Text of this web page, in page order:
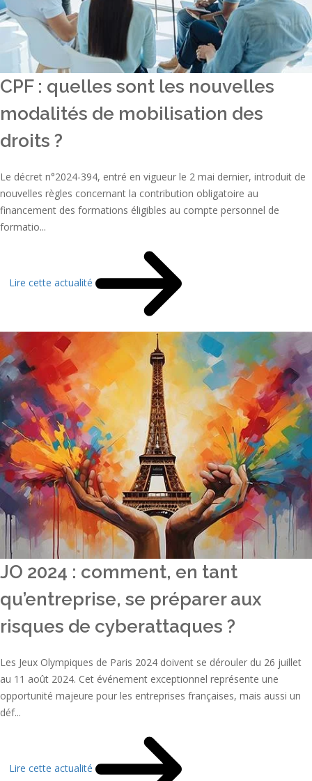
CPF : quelles sont les nouvelles
modalités de mobilisation des
droits ?
Le décret n°2024-394, entré en vigueur le 2 mai dernier, introduit de
nouvelles règles concernant la contribution obligatoire au
financement des formations éligibles au compte personnel de
formatio...
Lire cette actualité
JO 2024 : comment, en tant
qu’entreprise, se préparer aux
risques de cyberattaques ?
Les Jeux Olympiques de Paris 2024 doivent se dérouler du 26 juillet
au 11 août 2024. Cet événement exceptionnel représente une
opportunité majeure pour les entreprises françaises, mais aussi un
déf...
Lire cette actualité